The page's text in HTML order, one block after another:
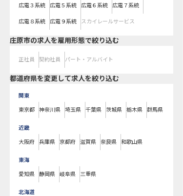
広電３系統 広電５系統 広電６系統 広電７系統
広電８系統 広電９系統 スカイレールサービス
庄原市の求人を雇用形態で絞り込む
正社員 契約社員 パート・アルバイト
都道府県を変更して求人を絞り込む
関東
東京都 神奈川県 埼玉県 千葉県 茨城県 栃木県 群馬県
近畿
大阪府 兵庫県 京都府 滋賀県 奈良県 和歌山県
東海
愛知県 静岡県 岐阜県 三重県
北海道